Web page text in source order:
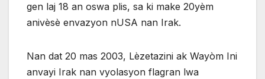
gen laj 18 an oswa plis, sa ki make 20yèm
anivèsè envazyon nUSA nan Irak.
Nan dat 20 mas 2003, Lèzetazini ak Wayòm Ini
anvayi Irak nan vyolasyon flagran lwa